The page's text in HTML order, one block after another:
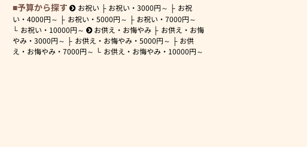
予算から探す お祝い お祝い・3000円～
お祝
い・ 4000円～ お祝い・ 5000円～ お祝い・7000円～
お祝い・ 10000円～ お供え・お悔やみ
お供え・お悔
やみ・ 3000円～ お供え・お悔やみ・ 5000円～
お供
え・お悔やみ・ 7000円～ お供え・お悔やみ・ 10000円～